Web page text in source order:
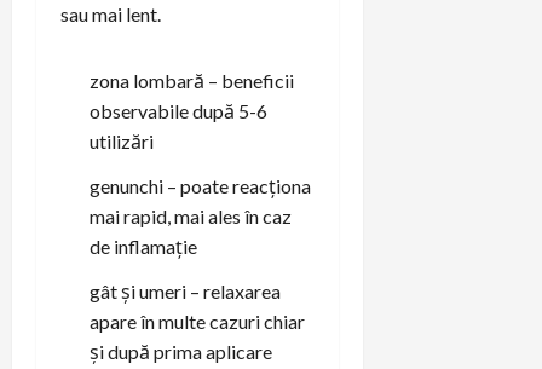
sau mai lent.
zona lombară – beneficii
observabile după 5-6
utilizări
genunchi – poate reacționa
mai rapid, mai ales în caz
de inflamație
gât și umeri – relaxarea
apare în multe cazuri chiar
și după prima aplicare